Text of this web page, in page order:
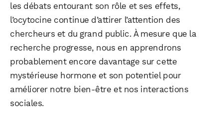
les débats entourant son rôle et ses effets,
l’ocytocine continue d’attirer l’attention des
chercheurs et du grand public. À mesure que la
recherche progresse, nous en apprendrons
probablement encore davantage sur cette
mystérieuse hormone et son potentiel pour
améliorer notre bien-être et nos interactions
sociales.